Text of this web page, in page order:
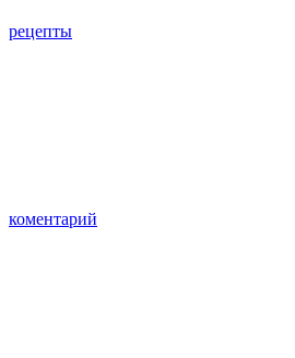
рецепты
коментарий